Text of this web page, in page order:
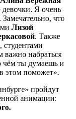
Я очень
что
Лизой
. Также
студентами
набраться
чём ты думаешь и
в этом поможет».
пройдут
анимации: